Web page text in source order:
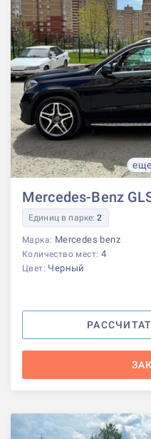
Mercedes-Benz
Единиц в парке:2
Марка: Mercedes benz
Количество мест: 4
Цвет: Черный